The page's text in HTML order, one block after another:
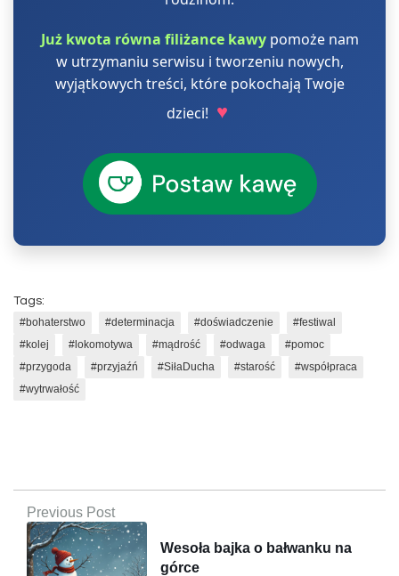
Już kwota równa filiżance kawypomoże nam
w utrzymaniu serwisu i tworzeniu nowych,
wyjątkowych treści, które pokochają Twoje
dzieci! ♥
Tags:
#bohaterstwo
#determinacja #doświadczenie
#festiwal
#kolej
#lokomotywa #mądrość #odwaga
#pomoc
#przygoda
#przyjaźń #SiłaDucha #starość
#współpraca
#wytrwałość
Previous Post
Wesoła bajka o bałwanku na
górce